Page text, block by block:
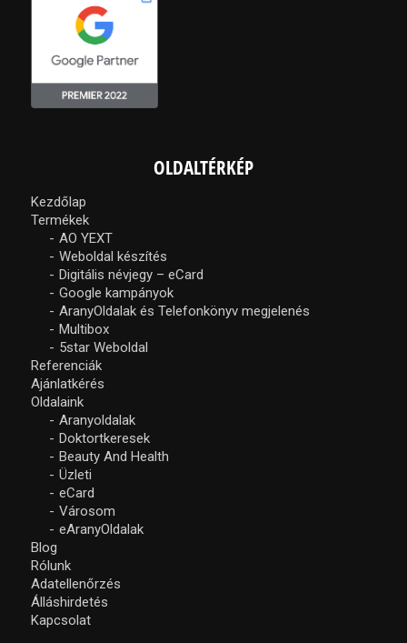
OLDALTÉRKÉP
Kezdőlap
Termékek
AO YEXT
Weboldal készítés
Digitális névjegy – eCard
Google kampányok
AranyOldalak és Telefonkönyv megjelenés
Multibox
5star Weboldal
Referenciák
Ajánlatkérés
Oldalaink
Aranyoldalak
Doktortkeresek
Beauty And Health
Üzleti
eCard
Városom
eAranyOldalak
Blog
Rólunk
Adatellenőrzés
Álláshirdetés
Kapcsolat